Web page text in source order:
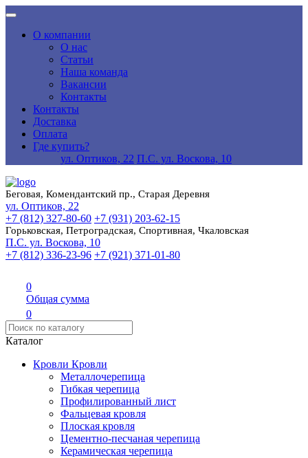
О компании
О нас
Статьи
Наша команда
Вакансии
Контакты
Контакты
Доставка
Оплата
Где купить?
ул. Оптиков, 22 П.С. ул. Воскова, 10
Беговая, Комендантский пр., Старая Деревня
ул. Оптиков, 22
+7 (812) 327-80-60 +7 (931) 203-62-15
Горьковская, Петроградская, Спортивная, Чкаловская
П.С. ул. Воскова, 10
+7 (812) 336-23-96 +7 (921) 371-01-80
0
Общая сумма
0
Каталог
Кровли Кровли
Металлочерепица
Гибкая черепица
Профилированный лист
Фальцевая кровля
Плоская кровля
Цементно-песчаная черепица
Керамическая черепица